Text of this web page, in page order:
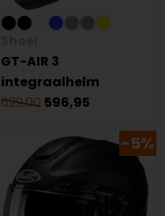
GT-AIR 3
integraalhelm
629,00 596,95
-5%